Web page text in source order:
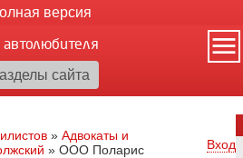
версия
» Адвокаты и
» ООО Поларис Вход